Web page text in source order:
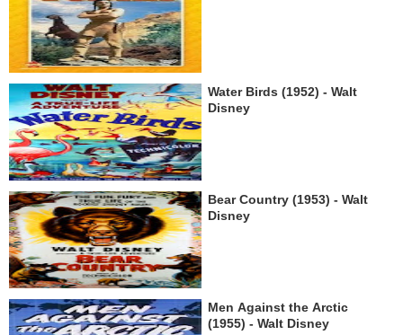
Water Birds (1952) - Walt
Disney
Bear Country (1953) - Walt
Disney
Men Against the Arctic
(1955) - Walt Disney